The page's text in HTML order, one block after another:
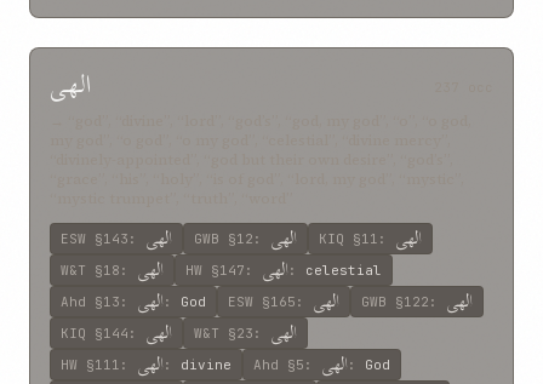
الهی
ESW §143 : الهی GWB §12 : الهی KIQ §11 : الهی
W&T §18 : الهی HW §147 : الهی : celestial
Ahd §13 : الهی : God ESW §165 : الهی GWB §122 : الهی
KIQ §144 : الهی W&T §23 : الهی
HW §111 : الهی : divine Ahd §5 : الهی : God